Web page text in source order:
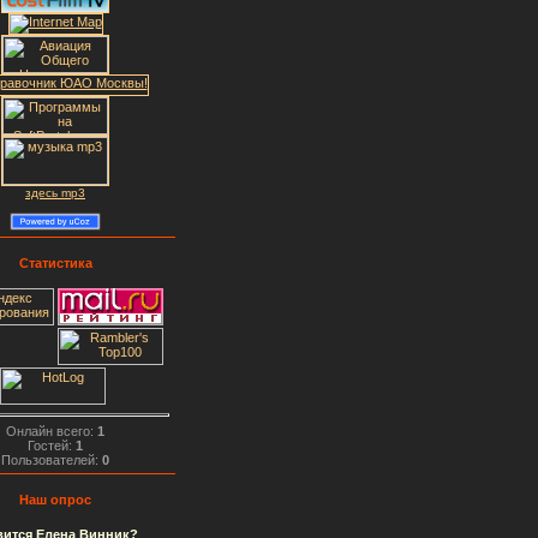
здесь mp3
Статистика
Онлайн всего: 1
Гостей: 1
Пользователей: 0
Наш опрос
Елена Винник?